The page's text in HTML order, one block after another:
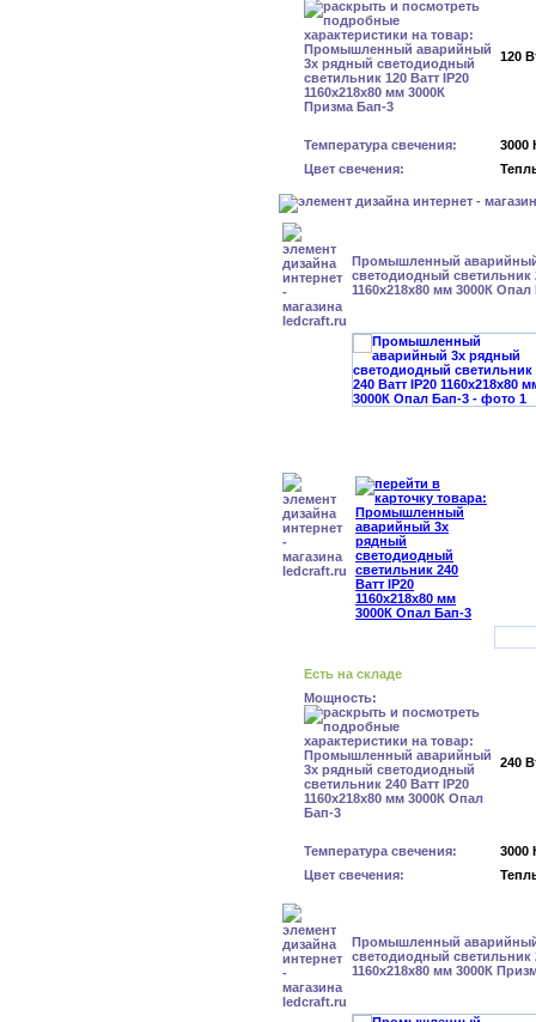
120
Температура свечения:
3000
Цвет свечения:
Промышленный
светодиодный светильник
1160х218х80 мм 3000К Опал
Есть на складе
Мощность:
240
Температура свечения:
3000
Цвет свечения:
Промышленный
светодиодный светильник
1160х218х80 мм 3000К